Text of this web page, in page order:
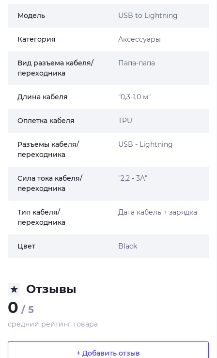
Модель USB to Lightning
Категория Аксессуары
Вид разъема кабеля/
переходника
Папа-папа
Длина кабеля "0,3-1,0 м"
Оплетка кабеля TPU
Разъемы кабеля/
переходника
USB - Lightning
Сила тока кабеля/
переходника
"2,2 - 3А"
Тип кабеля/
переходника
Дата кабель + зарядка
Цвет Black
Отзывы
0 / 5
средний рейтинг товара
+ Добавить отзыв